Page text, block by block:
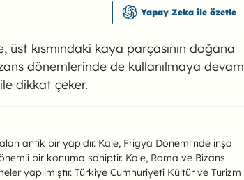
kısmındaki kaya parçasının doğana
dönemlerinde de kullanılmaya devam
dikkat çeker.
Yapay Zeka ile özetle
antik bir yapıdır. Kale, Frigya Dönemi'nde inşa
bir konuma sahiptir. Kale, Roma ve Bizans
yapılmıştır. Türkiye Cumhuriyeti Kültür ve Turizm